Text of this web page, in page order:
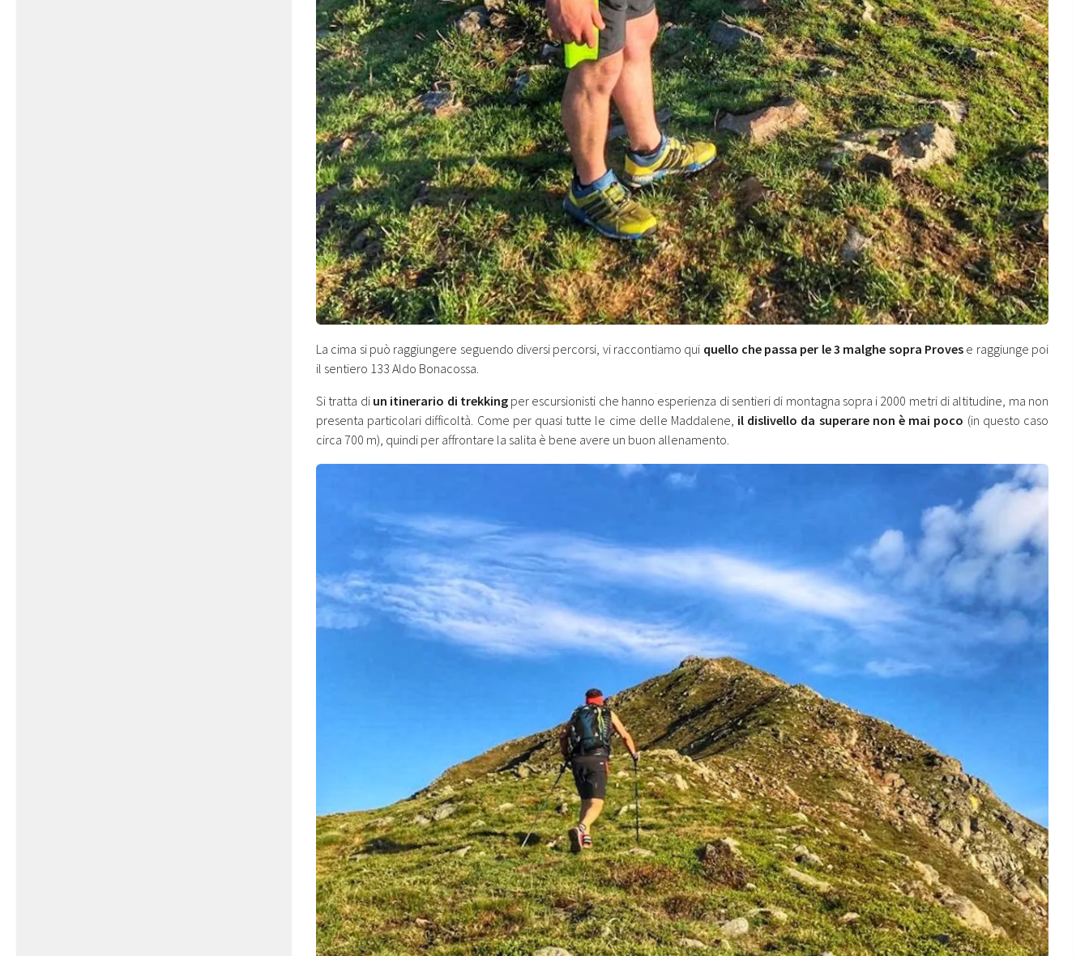
La cima si può raggiungere seguendo diversi percorsi, vi raccontiamo qui quello che passa per le 3 malghe sopra Proves e raggiunge poi
il sentiero 133 Aldo Bonacossa.
Si tratta di un itinerario di trekkingper escursionisti che hanno esperienza di sentieri di montagna sopra i 2000 metri di altitudine, ma non
presenta particolari difficoltà. Come per quasi tutte le cime delle Maddalene, il dislivello da superare non è mai poco (in questo caso
circa 700 m), quindi per affrontare la salita è bene avere un buon allenamento.